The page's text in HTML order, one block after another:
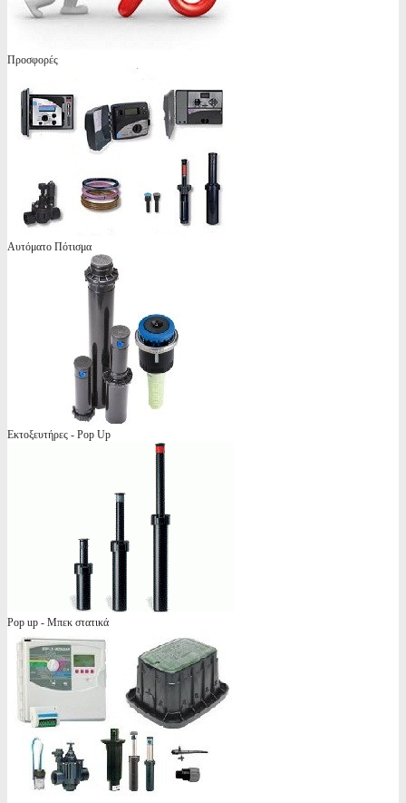
Προσφορές
Αυτόματο Πότισμα
Εκτοξευτήρες - Pop Up
Pop up - Μπεκ στατικά